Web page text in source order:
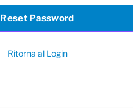
Reset Password
Ritorna al Login